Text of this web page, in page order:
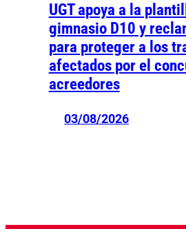
UGT apoya a la
gimnasio D10 y
para proteger a los
afectados por el
acreedores
03/08/2026